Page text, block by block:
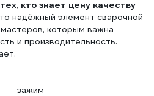
кто знает цену качеству
надёжный элемент сварочной
которым важна
и производительность.
зажим